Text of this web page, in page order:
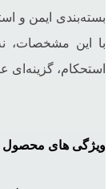
بسته‌بندی ایمن و
با این مشخصات،
استحکام، گزینه‌ای
ویژگی های محصول